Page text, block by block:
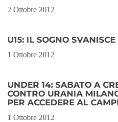
2 Ottobre 2012
U15: IL SOGNO
1 Ottobre 2012
UNDER 14: SABATO A
CONTRO URANIA
PER ACCEDERE AL
1 Ottobre 2012